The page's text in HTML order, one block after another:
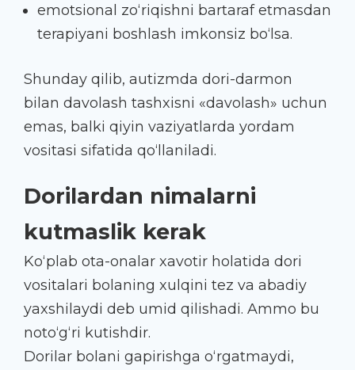
emotsional zo‘riqishni bartaraf etmasdan
terapiyani boshlash imkonsiz bo‘lsa.
Shunday qilib, autizmda dori-darmon
bilan davolash tashxisni «davolash» uchun
emas, balki qiyin vaziyatlarda yordam
vositasi sifatida qo‘llaniladi.
Dorilardan nimalarni
kutmaslik kerak
Ko‘plab ota-onalar xavotir holatida dori
vositalari bolaning xulqini tez va abadiy
yaxshilaydi deb umid qilishadi. Ammo bu
noto‘g‘ri kutishdir.
Dorilar bolani gapirishga o‘rgatmaydi,